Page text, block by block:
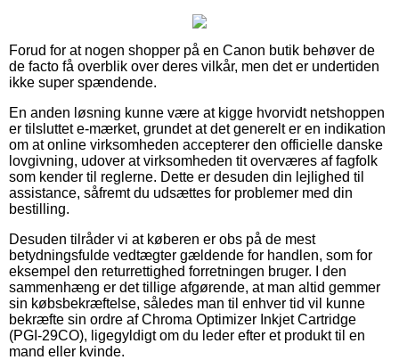
Forud for at nogen shopper på en Canon butik behøver de
de facto få overblik over deres vilkår, men det er undertiden
ikke super spændende.
En anden løsning kunne være at kigge hvorvidt netshoppen
er tilsluttet e-mærket, grundet at det generelt er en indikation
om at online virksomheden accepterer den officielle danske
lovgivning, udover at virksomheden tit overværes af fagfolk
som kender til reglerne. Dette er desuden din lejlighed til
assistance, såfremt du udsættes for problemer med din
bestilling.
Desuden tilråder vi at køberen er obs på de mest
betydningsfulde vedtægter gældende for handlen, som for
eksempel den returrettighed forretningen bruger. I den
sammenhæng er det tillige afgørende, at man altid gemmer
sin købsbekræftelse, således man til enhver tid vil kunne
bekræfte sin ordre af Chroma Optimizer Inkjet Cartridge
(PGI-29CO), ligegyldigt om du leder efter et produkt til en
mand eller kvinde.